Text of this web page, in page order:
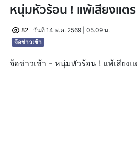
หนุ่มหัวร้อน ! แพ้เสียงแต
82
วันที่ 14 พ.ค. 2569 | 05.09 น.
จ้อข่าวเช้า
จ้อข่าวเช้า - หนุ่มหัวร้อน ! แพ้เสียงแ